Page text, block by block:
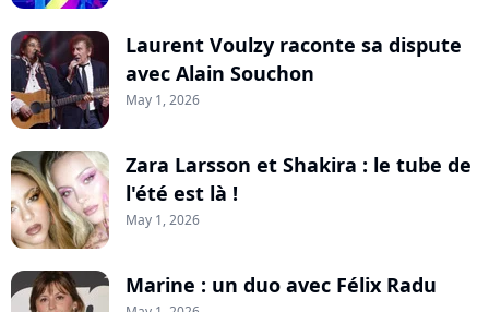
Laurent Voulzy raconte sa dispute
avec Alain Souchon
May 1, 2026
Zara Larsson et Shakira : le tube de
l'été est là !
May 1, 2026
Marine : un duo avec Félix Radu